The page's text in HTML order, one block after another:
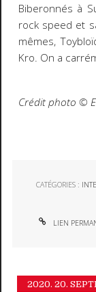
Biberonnés à
rock speed et
mêmes,
Kro. On a
Crédit photo ©️
CATÉGORIES :
LIEN
2020. 20.